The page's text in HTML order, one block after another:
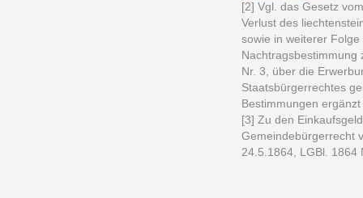
[2] Vgl. das Gesetz
Verlust des
sowie in weiterer
Nachtragsbestimmung
Nr. 3, über die
Staatsbürgerrechtes
Bestimmungen
[3] Zu den
Gemeindebürgerrecht
24.5.1864, LGBl. 1864